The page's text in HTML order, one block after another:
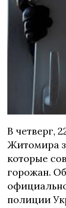
В четверг,
Житомира
которые
горожан.
полиции